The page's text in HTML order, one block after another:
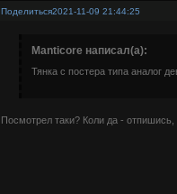
Поделиться2021-11-09 21:44:25
Manticore написал(а):
Тянка с постера типа аналог
Посмотрел таки? Коли да - отпишись,